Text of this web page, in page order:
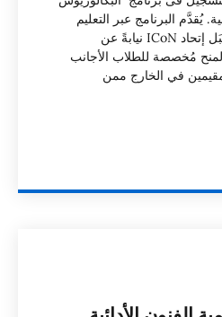
يُقدَّم البرنامج عبر التعليم
الإلكتروني عن بُعد من قِبَل إتحاد ICoN نيابةً عن
مُخصصة للطلاب الأجانب
في الخارج ممن